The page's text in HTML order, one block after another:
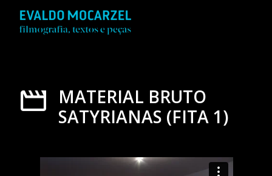
MATERIAL BRUTO
SATYRIANAS (FITA 1)